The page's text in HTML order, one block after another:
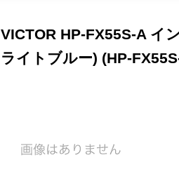
VICTOR HP-FX55S-A イ
ライトブルー) (HP-